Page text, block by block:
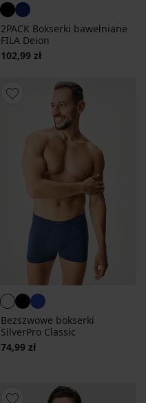
2PACK Bokserki bawełniane
FILA Deion
102,99 zł
Bezszwowe bokserki
SilverPro Classic
74,99 zł